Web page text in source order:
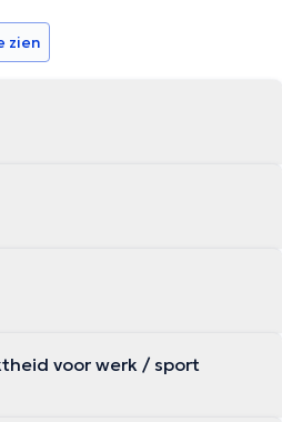
zien
voor werk / sport